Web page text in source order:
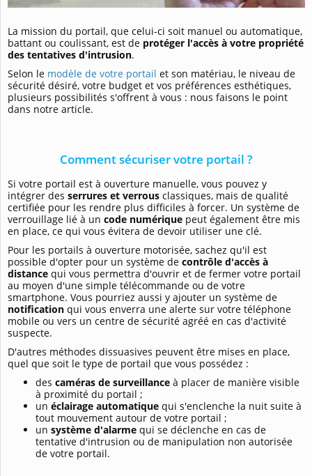
La mission du portail, que celui-ci soit manuel ou automatique,
battant ou coulissant, est de protéger l'accès à votre propriété
des tentatives d'intrusion.
Selon le modèle de votre portail et son matériau, le niveau de
sécurité désiré, votre budget et vos préférences esthétiques,
plusieurs possibilités s'offrent à vous : nous faisons le point
dans notre article.
Comment sécuriser votre portail ?
Si votre portail est à ouverture manuelle, vous pouvez y
intégrer des serrures et verrous classiques, mais de qualité
certifiée pour les rendre plus difficiles à forcer. Un système de
verrouillage lié à un code numérique peut également être mis
en place, ce qui vous évitera de devoir utiliser une clé.
Pour les portails à ouverture motorisée, sachez qu'il est
possible d'opter pour un système de contrôle d'accès à
distance qui vous permettra d'ouvrir et de fermer votre portail
au moyen d'une simple télécommande ou de votre
smartphone. Vous pourriez aussi y ajouter un système de
notification qui vous enverra une alerte sur votre téléphone
mobile ou vers un centre de sécurité agréé en cas d'activité
suspecte.
D'autres méthodes dissuasives peuvent être mises en place,
quel que soit le type de portail que vous possédez :
des caméras de surveillance à placer de manière visible
à proximité du portail ;
un éclairage automatique qui s'enclenche la nuit suite à
tout mouvement autour de votre portail ;
un système d'alarme qui se déclenche en cas de
tentative d'intrusion ou de manipulation non autorisée
de votre portail.